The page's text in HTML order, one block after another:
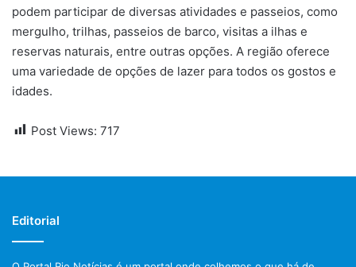
podem participar de diversas atividades e passeios, como
mergulho, trilhas, passeios de barco, visitas a ilhas e
reservas naturais, entre outras opções. A região oferece
uma variedade de opções de lazer para todos os gostos e
idades.
Post Views: 717
Editorial